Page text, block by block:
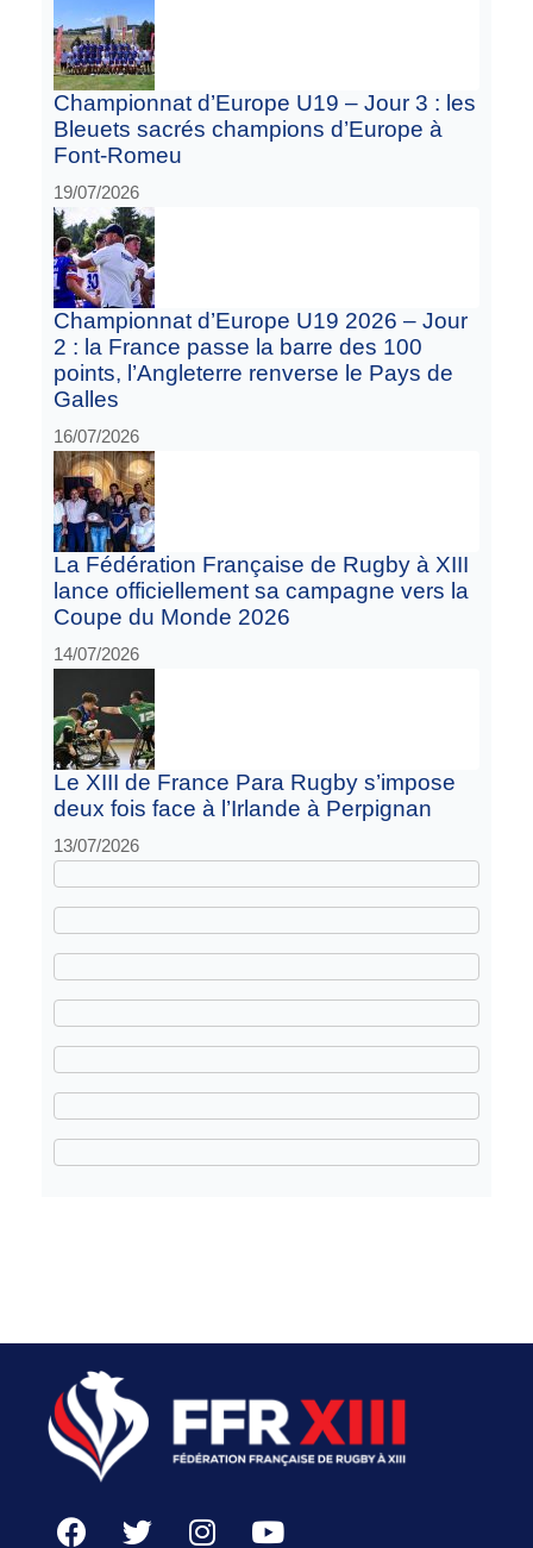
Championnat d’Europe U19 – Jour 3 : les
Bleuets sacrés champions d’Europe à
Font-Romeu
19/07/2026
Championnat d’Europe U19 2026 – Jour
2 : la France passe la barre des 100
points, l’Angleterre renverse le Pays de
Galles
16/07/2026
La Fédération Française de Rugby à XIII
lance officiellement sa campagne vers la
Coupe du Monde 2026
14/07/2026
Le XIII de France Para Rugby s’impose
deux fois face à l’Irlande à Perpignan
13/07/2026